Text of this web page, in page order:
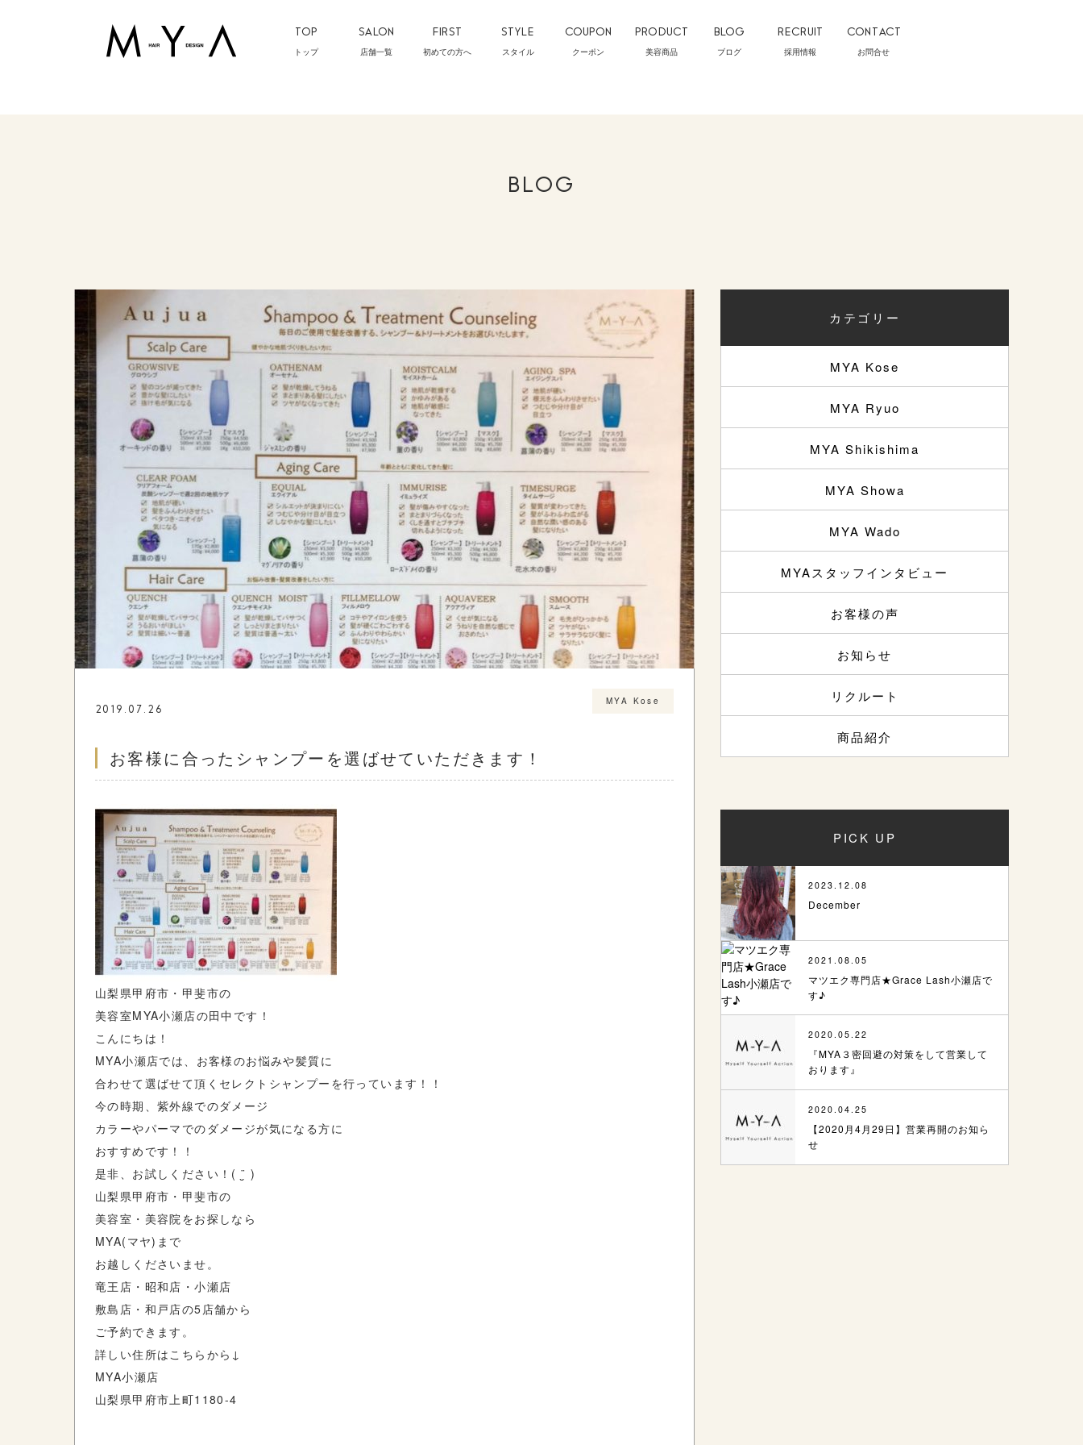
TOP
トップ
SALON
店舗一覧
FIRST
初めての方へ
STYLE
スタイル
COUPON
クーポン
PRODUCT
美容商品
BLOG
ブログ
RECRUIT
採用情報
CONTACT
お問合せ
BLOG
2019.07.26
MYA Kose
お客様に合ったシャンプーを選ばせていただきます！
山梨県甲府市・甲斐市の
美容室MYA小瀬店の田中です！
こんにちは！
MYA小瀬店では、お客様のお悩みや髪質に
合わせて選ばせて頂くセレクトシャンプーを行っています！！
今の時期、紫外線でのダメージ
カラーやパーマでのダメージが気になる方に
おすすめです！！
是非、お試しください！( ¨̮ )
山梨県甲府市・甲斐市の
美容室・美容院をお探しなら
MYA(マヤ)まで
お越しくださいませ。
竜王店・昭和店・小瀬店
敷島店・和戸店の5店舗から
ご予約できます。
詳しい住所はこちらから↓
MYA小瀬店
山梨県甲府市上町1180-4
カテゴリー
MYA Kose
MYA Ryuo
MYA Shikishima
MYA Showa
MYA Wado
MYAスタッフインタビュー
お客様の声
お知らせ
リクルート
商品紹介
PICK UP
2023.12.08
December
2021.08.05
マツエク専門店★Grace Lash小瀬店で
す♪
2020.05.22
『MYA３密回避の対策をして営業して
おります』
2020.04.25
【2020月4月29日】営業再開のお知ら
せ